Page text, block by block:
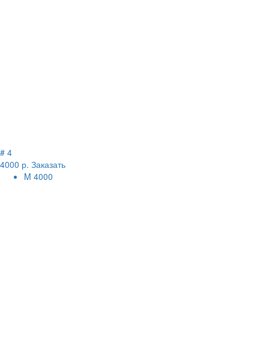
# 4
4000 р. Заказать
M 4000